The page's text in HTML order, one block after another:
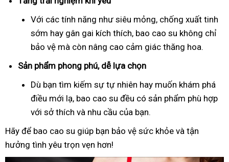
Với các tính năng như siêu mỏng, chống xuất tinh
sớm hay gân gai kích thích, bao cao su không chỉ
bảo vệ mà còn nâng cao cảm giác thăng hoa.
Sản phẩm phong phú, dễ lựa chọn
Dù bạn tìm kiếm sự tự nhiên hay muốn khám phá
điều mới lạ, bao cao su đều có sản phẩm phù hợp
với sở thích và nhu cầu của bạn.
Hãy để bao cao su giúp bạn bảo vệ sức khỏe và tận
hưởng tình yêu trọn vẹn hơn!